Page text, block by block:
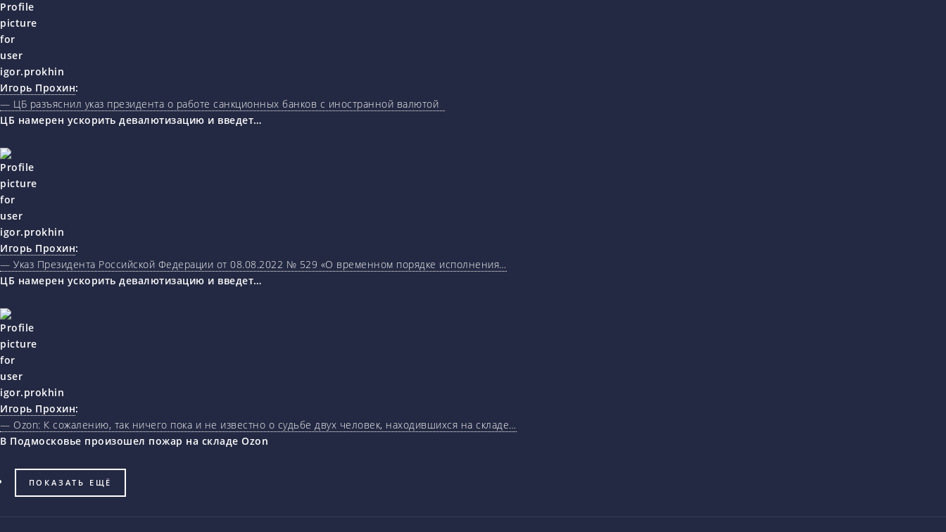
Игорь Прохин:
— ЦБ разъяснил указ президента о работе санкционных банков с иностранной валютой
ЦБ намерен ускорить девалютизацию и введет…
Игорь Прохин:
— Указ Президента Российской Федерации от 08.08.2022 № 529 «О временном порядке исполнения…
ЦБ намерен ускорить девалютизацию и введет…
Игорь Прохин:
— Ozon: К сожалению, так ничего пока и не известно о судьбе двух человек, находившихся на складе…
В Подмосковье произошел пожар на складе Ozon
ПОКАЗАТЬ ЕЩЁ